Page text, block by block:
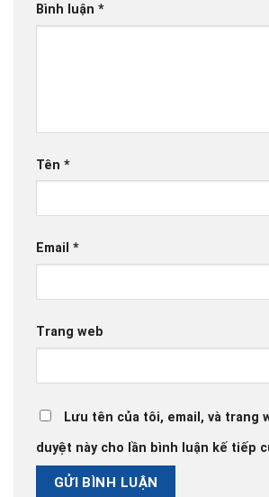
Bình luận *
Tên *
Email *
Trang web
Lưu tên của tôi, email, và trang
duyệt này cho lần bình luận kế tiếp